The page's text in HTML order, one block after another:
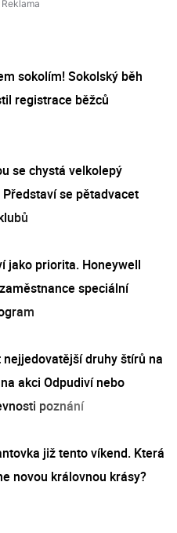
sokolím! Sokolský běh
registrace běžců
se chystá velkolepý
se pětadvacet
jako priorita. Honeywell
speciální
nejjedovatější druhy štírů na
akci Odpudiví nebo
poznání
již tento víkend. Která
novou královnou krásy?